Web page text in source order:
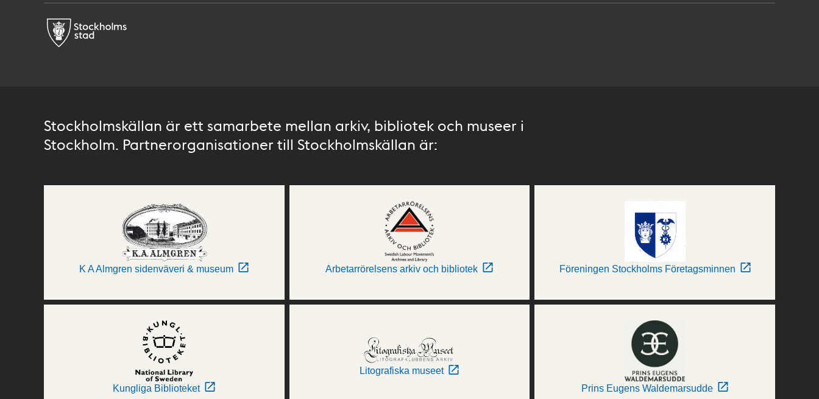
Stockholmskällan är ett samarbete mellan arkiv, bibliotek och museer i
Stockholm. Partnerorganisationer till Stockholmskällan är:
K A Almgren sidenväveri & museum Arbetarrörelsens arkiv och bibliotek Föreningen Stockholms Företagsminnen
Kungliga Biblioteket
Litografiska museet
Prins Eugens Waldemarsudde